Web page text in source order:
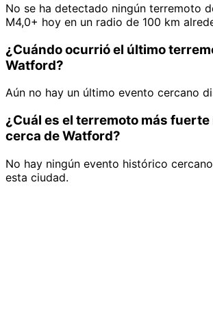
No se ha detectado ningún terremoto
M4,0+ hoy en un radio de 100 km
¿Cuándo ocurrió el último
Watford?
Aún no hay un último evento cercano
¿Cuál es el terremoto más
cerca de Watford?
No hay ningún evento histórico
esta ciudad.